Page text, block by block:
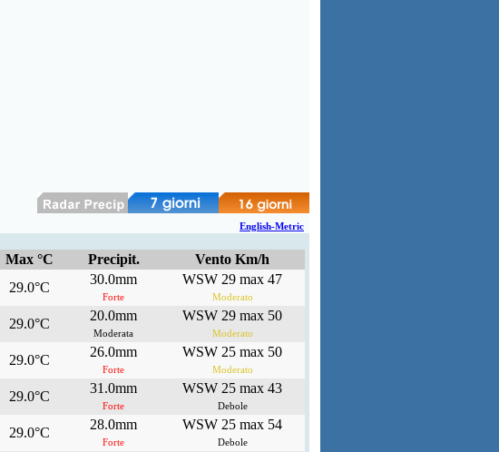
English-Metric
Max °C Precipit.
Vento Km/h
29.0°C
30.0mm
Forte
WSW 29 max 47
Moderato
29.0°C
20.0mm
Moderata
WSW 29 max 50
Moderato
29.0°C
26.0mm
Forte
WSW 25 max 50
Moderato
29.0°C
31.0mm
Forte
WSW 25 max 43
Debole
29.0°C
28.0mm
Forte
WSW 25 max 54
Debole